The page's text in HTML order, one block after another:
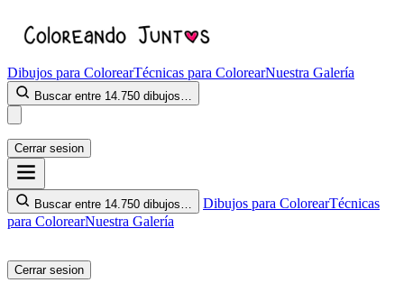
Dibujos para ColorearTécnicas para ColorearNuestra Galería
Buscar entre 14.750 dibujos…
Cerrar sesion
Buscar entre 14.750 dibujos… Dibujos para ColorearTécnicas
para ColorearNuestra Galería
Cerrar sesion